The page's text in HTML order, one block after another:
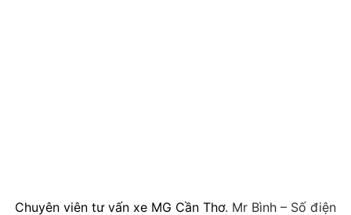
Chuyên viên tư vấn xe MG Cần Thơ. Mr Bình – Số điện